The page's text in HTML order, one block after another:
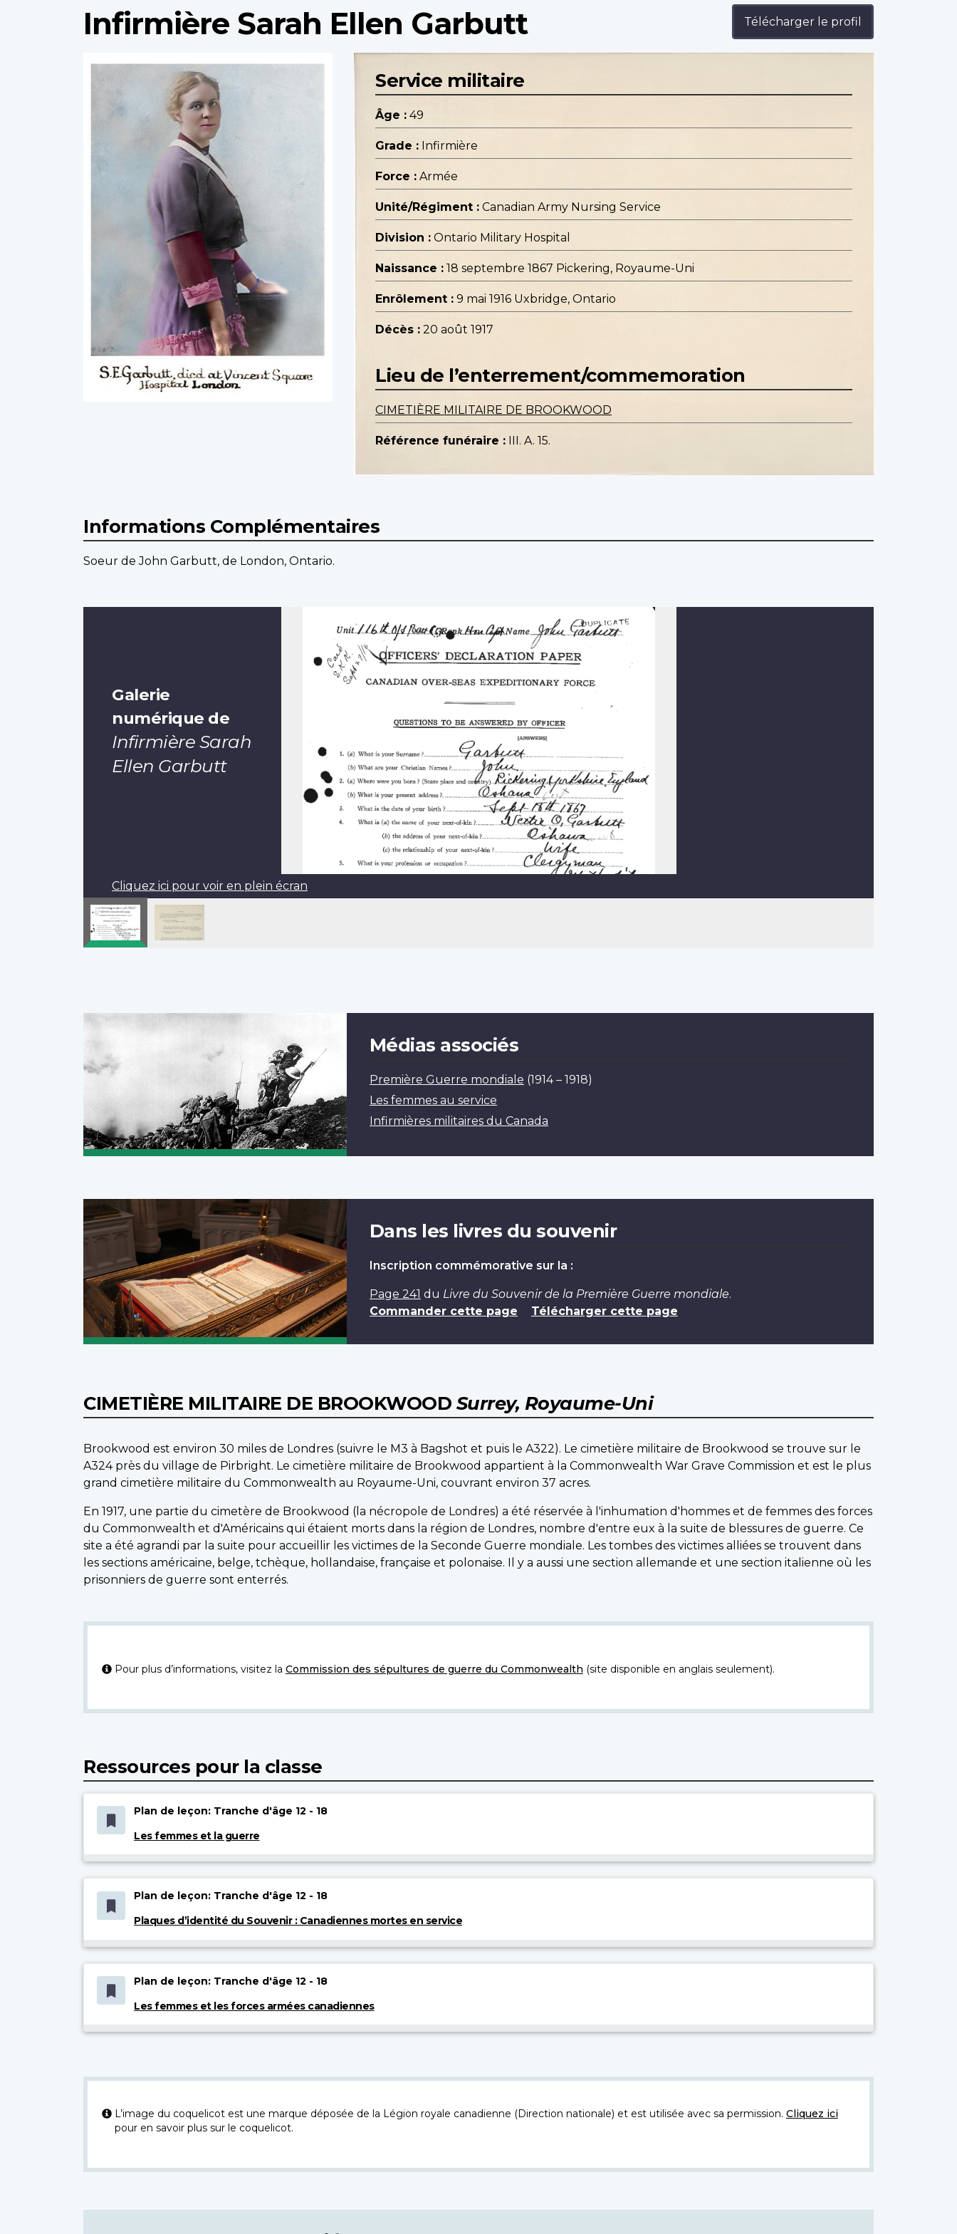
Infirmière Sarah Ellen Garbutt Télécharger le profil
Service militaire
Âge : 49
Grade : Infirmière
Force : Armée
Unité/Régiment : Canadian Army Nursing Service
Division : Ontario Military Hospital
Naissance : 18 septembre 1867 Pickering, Royaume-Uni
Enrôlement : 9 mai 1916 Uxbridge, Ontario
Décès : 20 août 1917
Lieu de l’enterrement/commemoration
CIMETIÈRE MILITAIRE DE BROOKWOOD
Référence funéraire : III. A. 15.
Informations Complémentaires
Soeur de John Garbutt, de London, Ontario.
Galerie
numérique de
Infirmière Sarah
Ellen Garbutt
Cliquez ici pour voir en plein écran
Pagination
Page
précédente
‹‹
Médias associés
Première Guerre mondiale (1914 – 1918)
Les femmes au service
Infirmières militaires du Canada
Dans les livres du souvenir
Inscription commémorative sur la :
Page 241 du Livre du Souvenir de la Première Guerre mondiale.
Commander cette page
Télécharger cette page
CIMETIÈRE MILITAIRE DE BROOKWOOD Surrey, Royaume-Uni
Brookwood est environ 30 miles de Londres (suivre le M3 à Bagshot et puis le A322). Le cimetière militaire de Brookwood se trouve sur le
A324 près du village de Pirbright. Le cimetière militaire de Brookwood appartient à la Commonwealth War Grave Commission et est le plus
grand cimetière militaire du Commonwealth au Royaume-Uni, couvrant environ 37 acres.
En 1917, une partie du cimetère de Brookwood (la nécropole de Londres) a été réservée à l'inhumation d'hommes et de femmes des forces
du Commonwealth et d'Américains qui étaient morts dans la région de Londres, nombre d'entre eux à la suite de blessures de guerre. Ce
site a été agrandi par la suite pour accueillir les victimes de la Seconde Guerre mondiale. Les tombes des victimes alliées se trouvent dans
les sections américaine, belge, tchèque, hollandaise, française et polonaise. Il y a aussi une section allemande et une section italienne où les
prisonniers de guerre sont enterrés.
Pour plus d’informations, visitez la Commission des sépultures de guerre du Commonwealth (site disponible en anglais seulement).
Ressources pour la classe
Plan de leçon: Tranche d'âge 12 - 18
Les femmes et la guerre
Plan de leçon: Tranche d'âge 12 - 18
Plaques d’identité du Souvenir : Canadiennes mortes en service
Plan de leçon: Tranche d'âge 12 - 18
Les femmes et les forces armées canadiennes
L’image du coquelicot est une marque déposée de la Légion royale canadienne (Direction nationale) et est utilisée avec sa permission. Cliquez ici
pour en savoir plus sur le coquelicot.